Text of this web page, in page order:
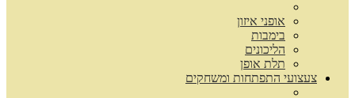
אופני איזון
בימבות
הליכונים
תלת אופן
צעצועי התפתחות ומשחקים